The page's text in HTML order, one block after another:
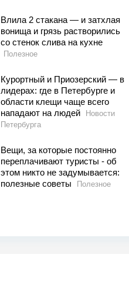
Влила 2 стакана — и затхлая
вонища и грязь растворились
со стенок слива на кухне
Полезное
Курортный и Приозерский — в
лидерах: где в Петербурге и
области клещи чаще всего
нападают на людей
Новости
Петербурга
Вещи, за которые постоянно
переплачивают туристы - об
этом никто не задумывается:
полезные советы
Полезное